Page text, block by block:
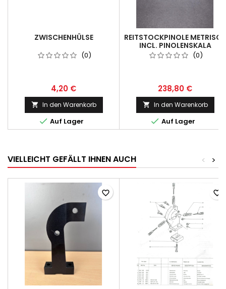
ZWISCHENHÜLSE
(0)
4,20 €
 In den Warenkorb
 Auf Lager
REITSTOCKPINOLE METRISCH
INCL. PINOLENSKALA
(0)
238,80 €
 In den Warenkorb
 Auf Lager
VIELLEICHT GEFÄLLT IHNEN AUCH >
<
favorite_border favorite_border